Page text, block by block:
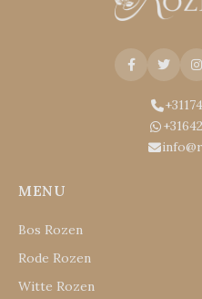
MENU
Bos Rozen
Rode Rozen
Witte Rozen